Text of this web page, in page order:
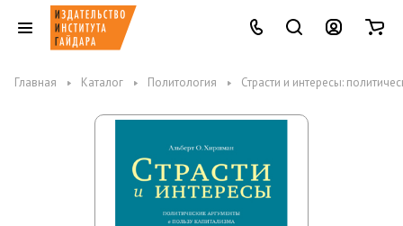
Главная Каталог Политология Страсти и интересы: